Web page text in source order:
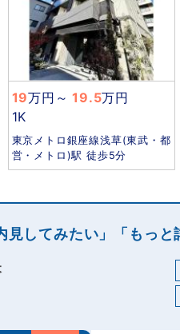
19万円 ～ 19.5万円
1K
東京メトロ銀座線浅草(東武・都
営・メトロ)駅 徒歩5分
見してみたい」「もっ